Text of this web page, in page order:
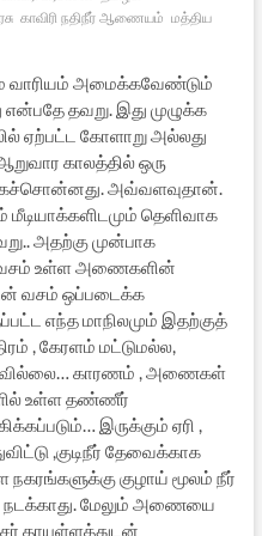
காவிரி நதிநீர் ஆணையம் மத்திய
வாரியம் அமைக்கவேண்டும்
தவறு. இது முழுக்க
ஏற்பட்ட கோளாறு அல்லது
காலத்தில் ஒரு
அவ்வளவுதான்.
தெளிவாக
அதற்கு முன்பாக
வசம் உள்ள அணைகளின்
வசம் ஒப்படைக்க
எந்த மாநிலமும் இதற்குத்
, கேரளம் மட்டுமல்ல,
காரணம் , அணைகள்
உள்ள தண்ணீர்
இருக்கும் ஏரி ,
,குடிநீர் தேவைக்காக
நகரங்களுக்கு குழாய் மூலம் நீர்
நடக்காது. மேலும் அணையை
தாயுள்ளத்துடன்